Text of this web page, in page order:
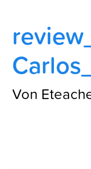
Von